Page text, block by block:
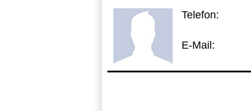
Telefon:
E-Mail: